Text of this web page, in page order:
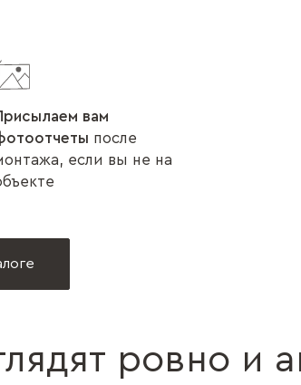
вам
после
если вы не на
ровно и